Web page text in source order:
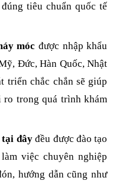
tiêu chuẩn quốc tế
móc được nhập khẩu
Đức, Hàn Quốc, Nhật
chắc chắn sẽ giúp
trong quá trình khám
tại đâyđều được đào tạo
việc chuyên nghiệp
hướng dẫn cũng như